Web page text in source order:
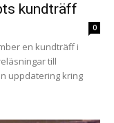
kundträff
0
en kundträff i
till
uppdatering kring